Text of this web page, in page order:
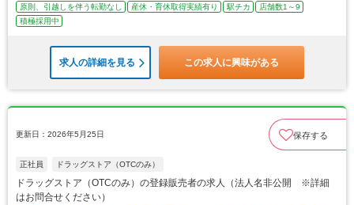
原則、引越しを伴う転勤なし 産休・育休取得実績有り 駅チカ
店舗数1～9
積極採用中
求人の詳細を見る この求人に興味がある
更新日：2026年5月25日 保存する
正社員 ドラッグストア（OTCのみ）
ドラッグストア（OTCのみ）の登録販売者の求人（法人名非公開 ※詳細
はお問合せください）